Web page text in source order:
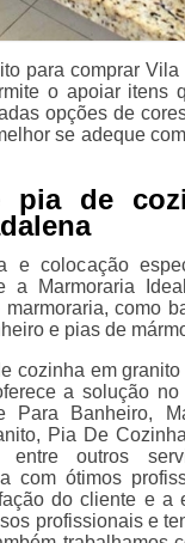
para comprar
o apoiar itens
opções de
se adeque
pia de
e colocação
a Marmoraria
como
e pias de
cozinha em
a solução
Para Banheiro,
Pia De
entre outros
com ótimos
do cliente e a
profissionais e